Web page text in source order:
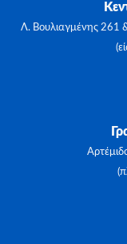
Λ. Βουλιαγμένης